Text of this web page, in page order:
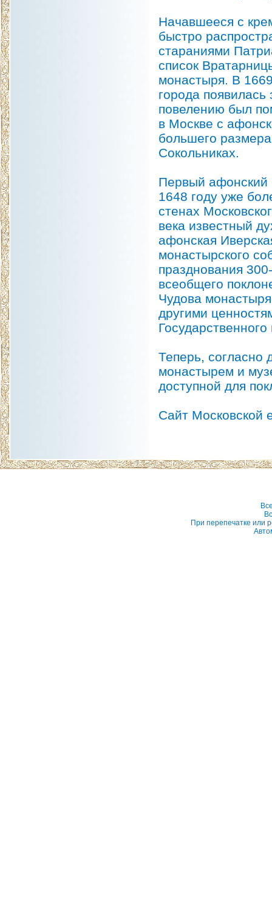
Начавшееся с
быстро
стараниями
список
монастыря. В
города
повелению был
в Москве с
большего
Сокольниках.
Первый афонский
1648 году уже
стенах
века известный
афонская
монастырского
празднования
всеобщего
Чудова
другими
Теперь, согласно
монастырем и
доступной для
Сайт Московской
При перепечатке или